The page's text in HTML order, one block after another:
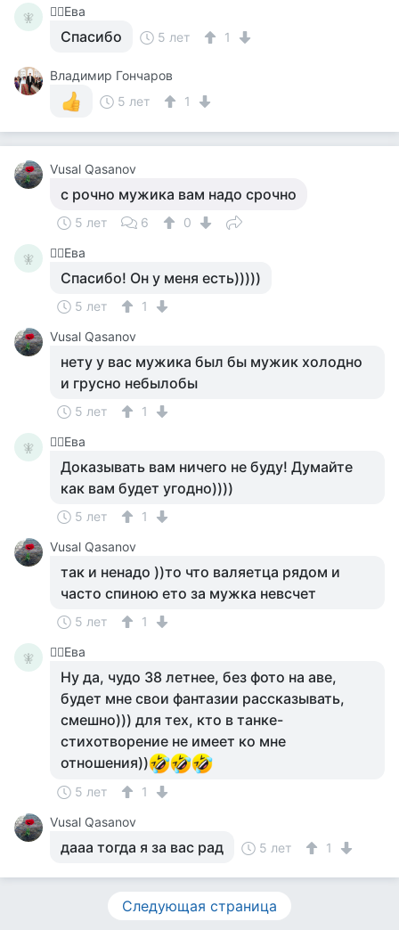
🧚‍ 🧚‍♀️Ева
Спасибо 5 лет 1
Владимир Гончаров
5 лет
1
Vusal Qasanov
с рочно мужика вам надо срочно
5 лет 6 0
🧚‍ 🧚‍♀️Ева
Спасибо! Он у меня есть)))))
5 лет
1
Vusal Qasanov
нету у вас мужика был бы мужик холодно
и грусно небылобы
5 лет 1
🧚‍ 🧚‍♀️Ева
Доказывать вам ничего не буду! Думайте
как вам будет угодно))))
5 лет
1
Vusal Qasanov
так и ненадо ))то что валяетца рядом и
часто спиною ето за мужка невсчет
5 лет 1
🧚‍ 🧚‍♀️Ева
Ну да, чудо 38 летнее, без фото на аве,
будет мне свои фантазии рассказывать,
смешно))) для тех, кто в танке-
стихотворение не имеет ко мне
отношения))
5 лет
1
Vusal Qasanov
дааа тогда я за вас рад 5 лет 1
Следующая страница